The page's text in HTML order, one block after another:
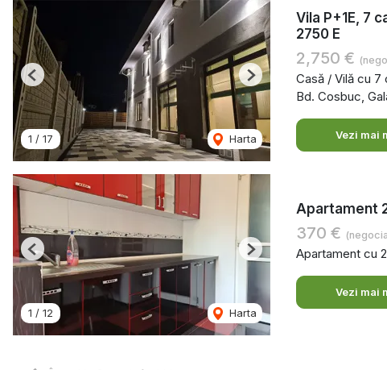
1 / 17 Harta
Previous Next
Vila P+1E, 7
2750 E
2,750 €
Casă / Vilă cu 7
Bd. Cosbuc,
Vezi mai
1 / 12 Harta
Previous Next
Apartament
370 €
Apartament cu
Vezi mai